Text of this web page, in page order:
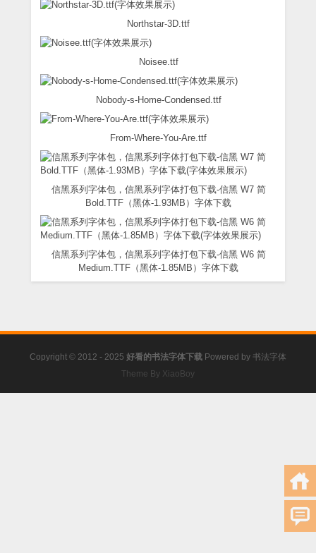
Northstar-3D.ttf
Noisee.ttf
Nobody-s-Home-Condensed.ttf
From-Where-You-Are.ttf
信黑系列字体包，信黑系列字体打包下载-信黑 W7 简
Bold.TTF（黑体-1.93MB）字体下载
信黑系列字体包，信黑系列字体打包下载-信黑 W6 简
Medium.TTF（黑体-1.85MB）字体下载
Copyright © 2012 - 2025 好看的书法字体下载 Powered by 书法字体
Theme By XiaoBoy